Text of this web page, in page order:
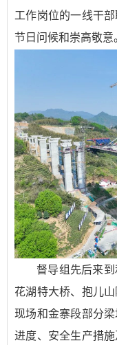
工作岗位的一线干
节日问候和崇高敬意
督导组先后来
花湖特大桥、抱儿
现场和金寨段部分
进度、安全生产措